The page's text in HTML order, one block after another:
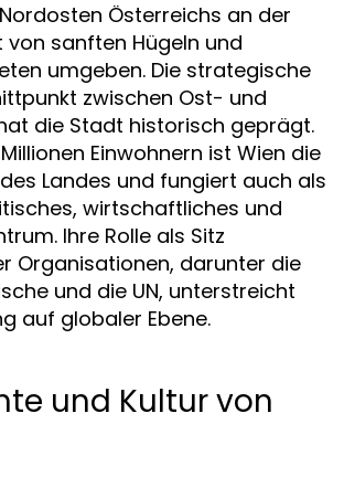
Österreichs an der
von sanften Hügeln und
umgeben. Die strategische
zwischen Ost- und
die Stadt historisch geprägt.
Einwohnern ist Wien die
Landes und fungiert auch als
wirtschaftliches und
Ihre Rolle als Sitz
Organisationen, darunter die
und die UN, unterstreicht
auf globaler Ebene.
und Kultur von